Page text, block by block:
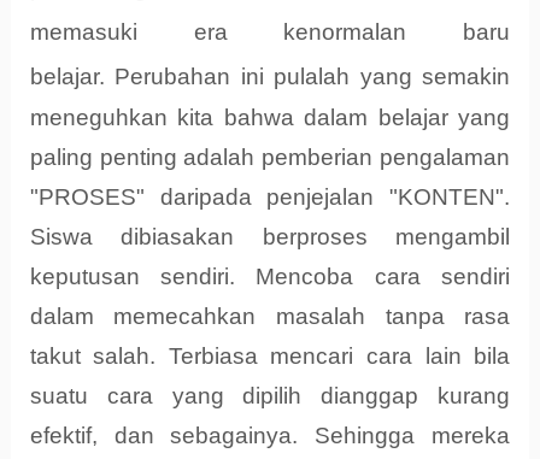
memasuki era kenormalan baru
belajar. Perubahan ini pulalah yang semakin
meneguhkan kita bahwa dalam belajar yang
paling penting adalah pemberian pengalaman
"PROSES" daripada penjejalan "KONTEN".
Siswa dibiasakan berproses mengambil
keputusan sendiri. Mencoba cara sendiri
dalam memecahkan masalah tanpa rasa
takut salah. Terbiasa mencari cara lain bila
suatu cara yang dipilih dianggap kurang
efektif, dan sebagainya. Sehingga mereka